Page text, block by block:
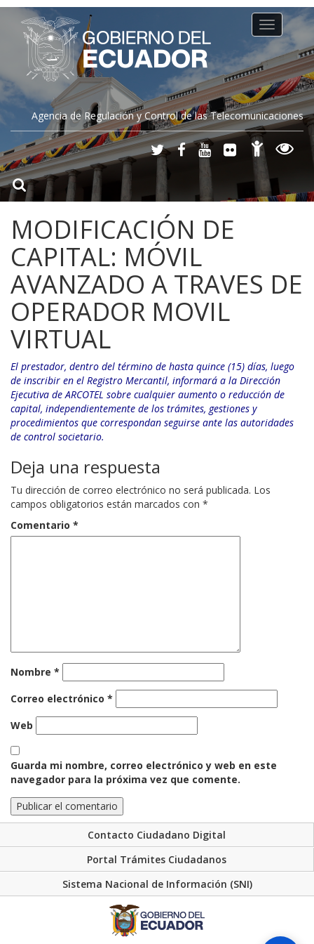
Agencia de Regulación y Control de las Telecomunicaciones
Toggle
navigation
MODIFICACIÓN DE
CAPITAL: MÓVIL
AVANZADO A TRAVES DE
OPERADOR MOVIL
VIRTUAL
El prestador, dentro del término de hasta quince (15) días, luego
de inscribir en el Registro Mercantil, informará a la Dirección
Ejecutiva de ARCOTEL sobre cualquier aumento o reducción de
capital, independientemente de los trámites, gestiones y
procedimientos que correspondan seguirse ante las autoridades
de control societario.
Deja una respuesta
Tu dirección de correo electrónico no será publicada. Los
campos obligatorios están marcados con *
Comentario *
Nombre *
Correo electrónico *
Web
Guarda mi nombre, correo electrónico y web en este
navegador para la próxima vez que comente.
Contacto Ciudadano Digital
Portal Trámites Ciudadanos
Sistema Nacional de Información (SNI)